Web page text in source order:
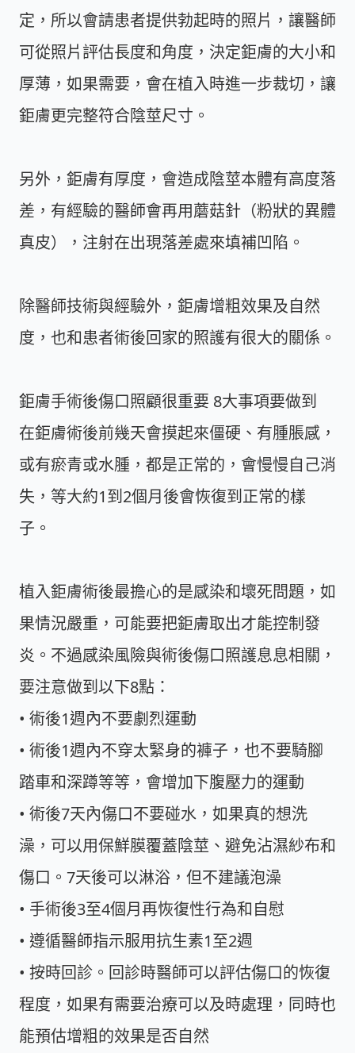
定，所以會請患者提供勃起時的照片，讓醫師
可從照片評估長度和角度，決定鉅膚的大小和
厚薄，如果需要，會在植入時進一步裁切，讓
鉅膚更完整符合陰莖尺寸。
另外，鉅膚有厚度，會造成陰莖本體有高度落
差，有經驗的醫師會再用蘑菇針（粉狀的異體
真皮），注射在出現落差處來填補凹陷。
除醫師技術與經驗外，鉅膚增粗效果及自然
度，也和患者術後回家的照護有很大的關係。
鉅膚手術後傷口照顧很重要 8大事項要做到
在鉅膚術後前幾天會摸起來僵硬、有腫脹感，
或有瘀青或水腫，都是正常的，會慢慢自己消
失，等大約1到2個月後會恢復到正常的樣
子。
植入鉅膚術後最擔心的是感染和壞死問題，如
果情況嚴重，可能要把鉅膚取出才能控制發
炎。不過感染風險與術後傷口照護息息相關，
要注意做到以下8點：
• 術後1週內不要劇烈運動
• 術後1週內不穿太緊身的褲子，也不要騎腳
踏車和深蹲等等，會增加下腹壓力的運動
• 術後7天內傷口不要碰水，如果真的想洗
澡，可以用保鮮膜覆蓋陰莖、避免沾濕紗布和
傷口。7天後可以淋浴，但不建議泡澡
• 手術後3至4個月再恢復性行為和自慰
• 遵循醫師指示服用抗生素1至2週
• 按時回診。回診時醫師可以評估傷口的恢復
程度，如果有需要治療可以及時處理，同時也
能預估增粗的效果是否自然